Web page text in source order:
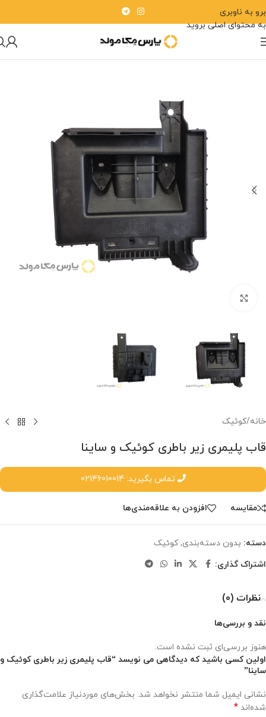
برو به ناوبری
به محتوای اصلی بروید
خانه/کوئیک
قاب پلیمری زیر باطری کوئیک و ساینا
تماس بگیرید: 02146010014
مقایسه افزودن به علاقه‌مندی‌ها
دسته: بدون دسته‌بندی, کوئیک
اشتراک گذاری:
نظرات (0)
نقد و بررسی‌ها
هنوز بررسی‌ای ثبت نشده است.
اولین کسی باشید که دیدگاهی می نویسد “قاب پلیمری زیر باطری کوئیک و
ساینا”
نشانی ایمیل شما منتشر نخواهد شد. بخش‌های موردنیاز علامت‌گذاری
شده‌اند *